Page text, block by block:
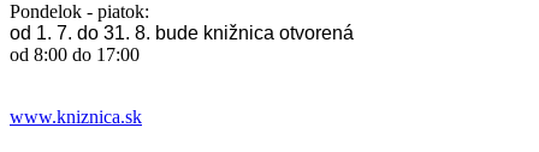
Pondelok - piatok:
od 1. 7. do 31. 8. bude knižnica otvorená
od 8:00 do 17:00
www.kniznica.sk